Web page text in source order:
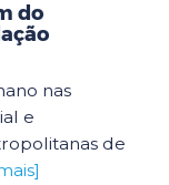
do
nas
e
de